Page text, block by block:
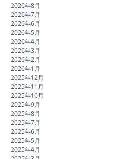
2026年8月
2026年7月
2026年6月
2026年5月
2026年4月
2026年3月
2026年2月
2026年1月
2025年12月
2025年11月
2025年10月
2025年9月
2025年8月
2025年7月
2025年6月
2025年5月
2025年4月